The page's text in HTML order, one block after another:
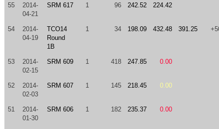
55
2014-
04-21
SRM 617 1 96 242.52 224.42
54
2014-
04-19
TCO14
Round
1B
1 34 198.09 432.48 391.25
53
2014-
02-15
SRM 609 1 418 247.85 0.00
52
2014-
02-03
SRM 607 1 145 218.45 0.00
51
2014-
01-30
SRM 606 1 182 235.37 0.00